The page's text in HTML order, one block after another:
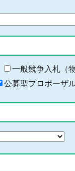
一般競争入札（物
公募型プロポーザ